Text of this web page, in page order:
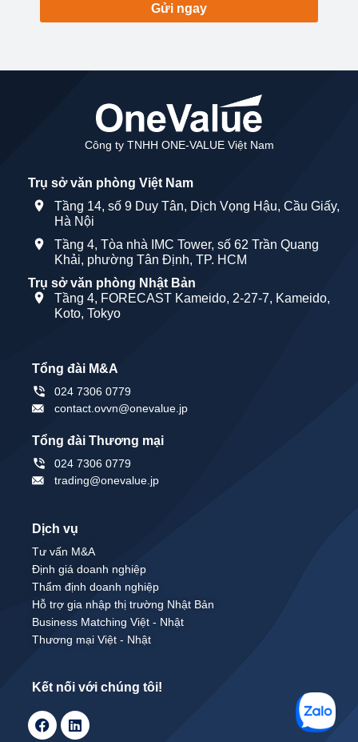
Gửi ngay
Công ty TNHH ONE-VALUE Việt Nam
Trụ sở văn phòng Việt Nam
Tầng 14, số 9 Duy Tân, Dịch Vọng Hậu, Cầu Giấy,
Hà Nội
Tầng 4, Tòa nhà IMC Tower, số 62 Trần Quang
Khải, phường Tân Định, TP. HCM
Trụ sở văn phòng Nhật Bản
Tầng 4, FORECAST Kameido, 2-27-7, Kameido,
Koto, Tokyo
Tổng đài M&A
024 7306 0779
contact.ovvn@onevalue.jp
Tổng đài Thương mại
024 7306 0779
trading@onevalue.jp
Dịch vụ
Tư vấn M&A
Định giá doanh nghiệp
Thẩm định doanh nghiệp
Hỗ trợ gia nhập thị trường Nhật Bản
Business Matching Việt - Nhật
Thương mại Việt - Nhật
Kết nối với chúng tôi!